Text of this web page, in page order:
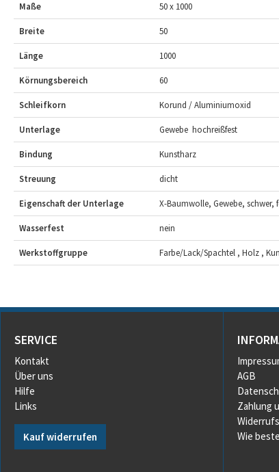
Maße 50 x 1000
Breite 50
Länge 1000
Körnungsbereich 60
Schleifkorn Korund / Aluminiumoxid
Unterlage Gewebe  hochreißfest
Bindung Kunstharz
Streuung dicht
Eigenschaft der Unterlage X-Baumwolle, Gewebe, schwer,
Wasserfest nein
Werkstoffgruppe Farbe/Lack/Spachtel , Holz ,
SERVICE
Kontakt
Über uns
Hilfe
Links
Kauf widerrufen
AGB
Zahlung
Wie